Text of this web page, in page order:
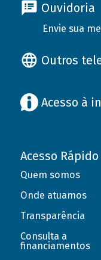
Ouvidoria
Envie sua
Outros
Acesso à
Acesso Rápido
Quem somos
Onde atuamos
Transparência
Consulta a
financiamentos